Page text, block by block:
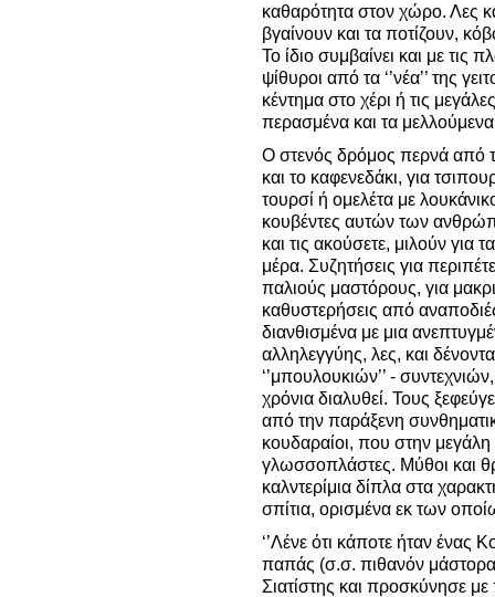
καθαρότητα στον χώρο. Λες
βγαίνουν και τα ποτίζουν,
Το ίδιο συμβαίνει και με τις
ψίθυροι από τα ‘’νέα’’ της
κέντημα στο χέρι ή τις
περασμένα και τα
Ο στενός δρόμος περνά από
και το καφενεδάκι, για
τουρσί ή ομελέτα με
κουβέντες αυτών των
και τις ακούσετε, μιλούν για
μέρα. Συζητήσεις για
παλιούς μαστόρους, για
καθυστερήσεις από
διανθισμένα με μια
αλληλεγγύης, λες, και
‘’μπουλουκιών’’ -
χρόνια διαλυθεί. Τους
από την παράξενη
κουδαραίοι, που στην μεγάλη
γλωσσοπλάστες. Μύθοι και
καλντερίμια δίπλα στα
σπίτια, ορισμένα εκ των
‘’Λένε ότι κάποτε ήταν ένας
παπάς (σ.σ. πιθανόν
Σιατίστης και προσκύνησε